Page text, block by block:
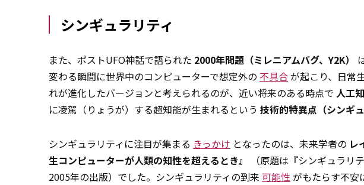
シンギュラリティ
また、ポストUFO神話で語られた 2000年問題（ミレニアムバグ、Y2K）
変わる瞬間に世界中のコンピューターで想定外の 不具合が起こり、日常
れが進化したバージョンと考えられるのが、近い将来のある時点で 人工
に凌駕（りょうが）する超知能が生まれるという 技術的特異点（シンギュ
シンギュラリティに注目が集まる きっかけ となったのは、未来学者の レ
生――コンピューターが人類の知性を超えるとき』
（原題は『シンギュラリ
2005年の出版）でした。シンギュラリティの到来 可能性がもたらす不安